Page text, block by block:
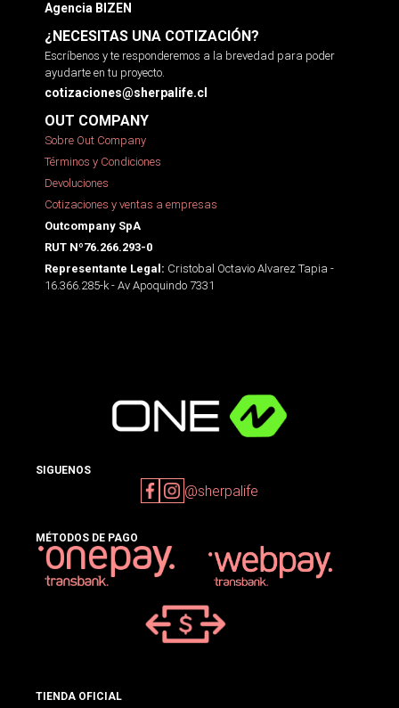
Agencia BIZEN
¿NECESITAS UNA COTIZACIÓN?
Escríbenos y te responderemos a la brevedad para poder
ayudarte en tu proyecto.
cotizaciones@sherpalife.cl
OUT COMPANY
Sobre Out Company
Términos y Condiciones
Devoluciones
Cotizaciones y ventas a empresas
Outcompany SpA
RUT Nº76.266.293-0
Representante Legal: Cristobal Octavio Alvarez Tapia -
16.366.285-k - Av Apoquindo 7331
SIGUENOS
@sherpalife
MÉTODOS DE PAGO
TIENDA OFICIAL